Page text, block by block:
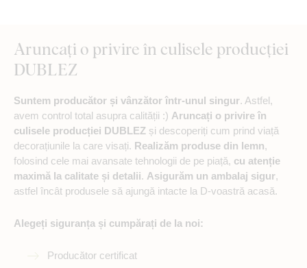
Aruncați o privire în culisele producției
DUBLEZ
Suntem producător și vânzător într-unul singur. Astfel,
avem control total asupra calității :) Aruncați o privire în
culisele producției DUBLEZ și descoperiți cum prind viață
decorațiunile la care visați. Realizăm produse din lemn,
folosind cele mai avansate tehnologii de pe piață, cu atenție
maximă la calitate și detalii. Asigurăm un ambalaj sigur,
astfel încât produsele să ajungă intacte la D-voastră acasă.
Alegeți siguranța și cumpărați de la noi:
Producător certificat